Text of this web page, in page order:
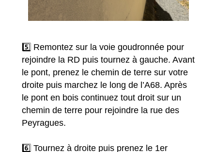
5️⃣ Remontez sur la voie goudronnée pour
rejoindre la RD puis tournez à gauche. Avant
le pont, prenez le chemin de terre sur votre
droite puis marchez le long de l’A68. Après
le pont en bois continuez tout droit sur un
chemin de terre pour rejoindre la rue des
Peyragues.
6️⃣ Tournez à droite puis prenez le 1er